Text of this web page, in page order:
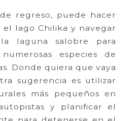
regreso, puede hacer
el lago Chilika y navegar
laguna salobre para
especies de
Donde quiera que vaya
sugerencia es utilizar
más pequeños en
y planificar el